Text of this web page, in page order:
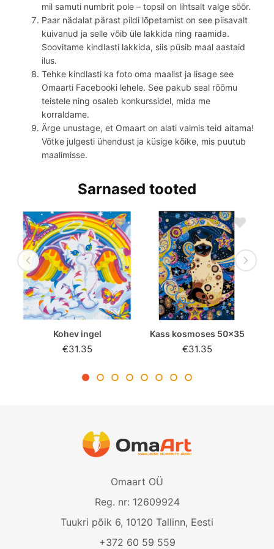
mil samuti numbrit pole – topsil on lihtsalt valge sõõr.
Paar nädalat pärast pildi lõpetamist on see piisavalt
kuivanud ja selle võib üle lakkida ning raamida.
Soovitame kindlasti lakkida, siis püsib maal aastaid
ilus.
Tehke kindlasti ka foto oma maalist ja lisage see
Omaarti Facebooki lehele. See pakub seal rõõmu
teistele ning osaleb konkurssidel, mida me
korraldame.
Ärge unustage, et Omaart on alati valmis teid aitama!
Võtke julgesti ühendust ja küsige kõike, mis puutub
maalimisse.
Sarnased tooted
Kohev ingel
€31.35
Kass kosmoses 50x35
€31.35
Omaart OÜ
Reg. nr: 12609924
Tuukri põik 6, 10120 Tallinn, Eesti
+372 60 59 559